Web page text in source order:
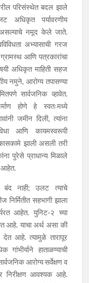
परिसंस्थेत बदल झाले
अधिकृत पर्यावरणीय
असल्याचे नमूद केले जाते.
अभ्यासाची गरज
आणि पत्रकारांचा
अधिकृत माहिती सहज
नमुने, आरोग्य तपासण्या
सार्वजनिक व्हावेत.
होणे हे स्वतःमध्ये
जमीन दिली, त्यांना
आणि कायमस्वरूपी
झाली असली तरी
पुरेसे प्राधान्य मिळाले
आहेत.
बंद नाही; उलट त्याचे
सहभागी झाला
आहेत. युनिट-२ च्या
आहे. याचा अर्थ असा की
आहे. त्यामुळे तारापूर
गांभीर्याने हाताळण्याची
आरोग्य सर्वेक्षण व
निरीक्षण आवश्यक आहे.